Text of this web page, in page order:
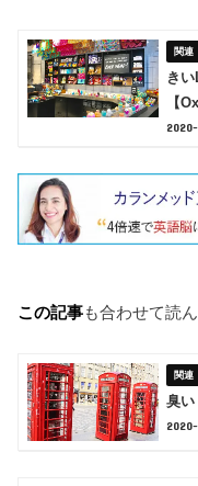
き
【
2020-
この記事も合わせて読ん
臭
2020-